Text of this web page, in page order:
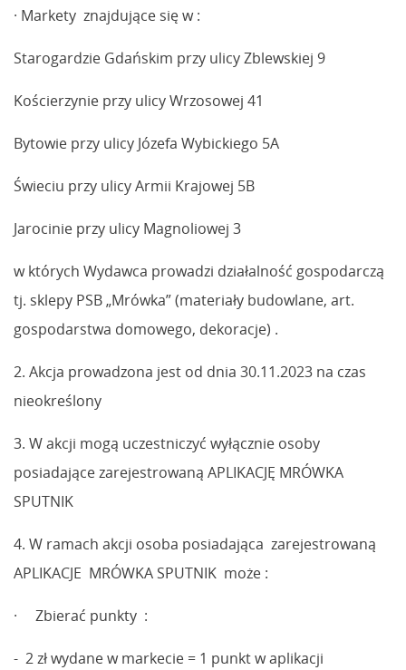
· Markety znajdujące się w :
Starogardzie Gdańskim przy ulicy Zblewskiej 9
Kościerzynie przy ulicy Wrzosowej 41
Bytowie przy ulicy Józefa Wybickiego 5A
Świeciu przy ulicy Armii Krajowej 5B
Jarocinie przy ulicy Magnoliowej 3
w których Wydawca prowadzi działalność gospodarczą
tj. sklepy PSB „Mrówka” (materiały budowlane, art.
gospodarstwa domowego, dekoracje) .
2. Akcja prowadzona jest od dnia 30.11.2023 na czas
nieokreślony
3. W akcji mogą uczestniczyć wyłącznie osoby
posiadające zarejestrowaną APLIKACJĘ MRÓWKA
SPUTNIK
4. W ramach akcji osoba posiadająca zarejestrowaną
APLIKACJE MRÓWKA SPUTNIK może :
· Zbierać punkty :
- 2 zł wydane w markecie = 1 punkt w aplikacji